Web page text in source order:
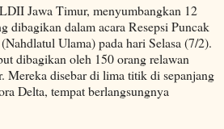
Jawa Timur, menyumbangkan 12
dibagikan dalam acara Resepsi Puncak
Ulama) pada hari Selasa (7/2).
dibagikan oleh 150 orang relawan
Mereka disebar di lima titik di sepanjang
Delta, tempat berlangsungnya